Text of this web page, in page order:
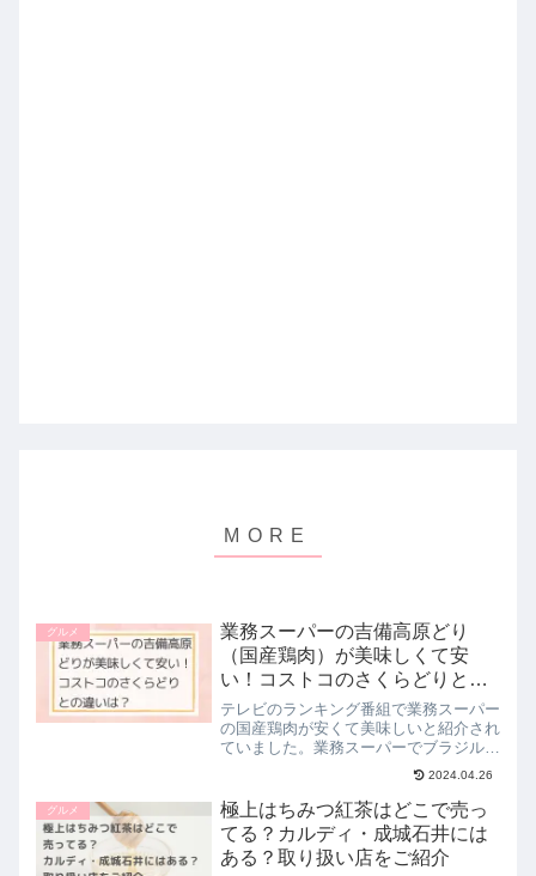
グルメ
業務スーパーの吉備高原どり
（国産鶏肉）が美味しくて安
い！コストコのさくらどりとの
違いは？
テレビのランキング番組で業務スーパー
の国産鶏肉が安くて美味しいと紹介され
ていました。業務スーパーでブラジル産
などの大容量の冷凍鶏肉が販売されてい
るのはなんとなく知っていましたが、国
産で大容量の鶏肉が販売されていること
を今回初めて知ることに。...
2024.04.26
グルメ
極上はちみつ紅茶はどこで売っ
てる？カルディ・成城石井には
ある？取り扱い店をご紹介